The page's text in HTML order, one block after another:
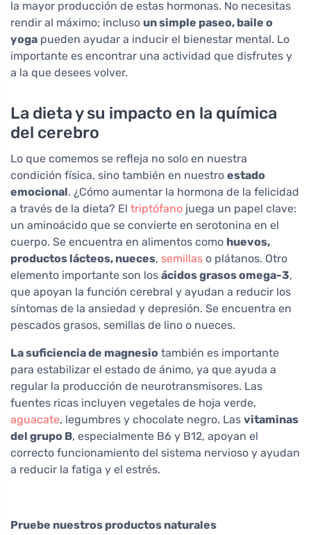
la mayor producción de estas hormonas. No necesitas
rendir al máximo; incluso un simple paseo, baile o
yoga pueden ayudar a inducir el bienestar mental. Lo
importante es encontrar una actividad que disfrutes y
a la que desees volver.
La dieta y su impacto en la química
del cerebro
Lo que comemos se refleja no solo en nuestra
condición física, sino también en nuestro estado
emocional. ¿Cómo aumentar la hormona de la felicidad
a través de la dieta? El triptófano juega un papel clave:
un aminoácido que se convierte en serotonina en el
cuerpo. Se encuentra en alimentos como huevos,
productos lácteos, nueces, semillas o plátanos. Otro
elemento importante son los ácidos grasos omega-3,
que apoyan la función cerebral y ayudan a reducir los
síntomas de la ansiedad y depresión. Se encuentra en
pescados grasos, semillas de lino o nueces.
La suficiencia de magnesio también es importante
para estabilizar el estado de ánimo, ya que ayuda a
regular la producción de neurotransmisores. Las
fuentes ricas incluyen vegetales de hoja verde,
aguacate, legumbres y chocolate negro. Las vitaminas
del grupo B, especialmente B6 y B12, apoyan el
correcto funcionamiento del sistema nervioso y ayudan
a reducir la fatiga y el estrés.
Pruebe nuestros productos naturales